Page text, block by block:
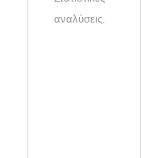
αναλύσεις.